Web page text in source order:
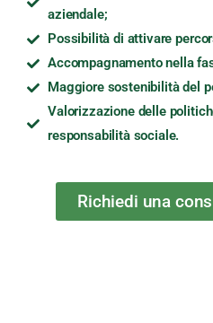
aziendale;
Possibilità di attivare
Accompagnamento nella
Maggiore sostenibilità del
Valorizzazione delle
responsabilità sociale.
Richiedi una